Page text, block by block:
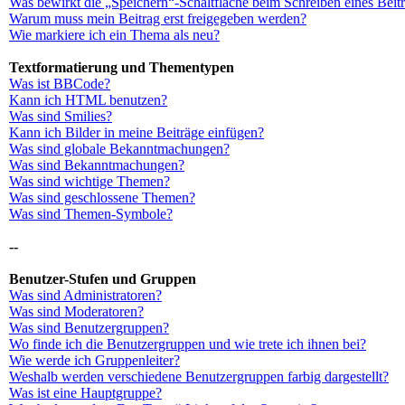
Warum muss mein Beitrag erst freigegeben werden?
Wie markiere ich ein Thema als neu?
Textformatierung und Thementypen
Was ist BBCode?
Kann ich HTML benutzen?
Was sind Smilies?
Kann ich Bilder in meine Beiträge einfügen?
Was sind globale Bekanntmachungen?
Was sind Bekanntmachungen?
Was sind wichtige Themen?
Was sind geschlossene Themen?
Was sind Themen-Symbole?
--
Benutzer-Stufen und Gruppen
Was sind Administratoren?
Was sind Moderatoren?
Was sind Benutzergruppen?
Wo finde ich die Benutzergruppen und wie trete ich ihnen bei?
Wie werde ich Gruppenleiter?
Weshalb werden verschiedene Benutzergruppen farbig dargestellt?
Was ist eine Hauptgruppe?